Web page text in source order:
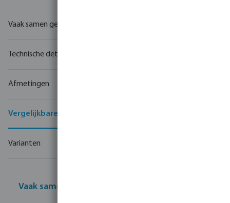
Vaak samen gekocht
Technische details
Afmetingen
Vergelijkbare producten
Varianten
Vaak samen gekocht